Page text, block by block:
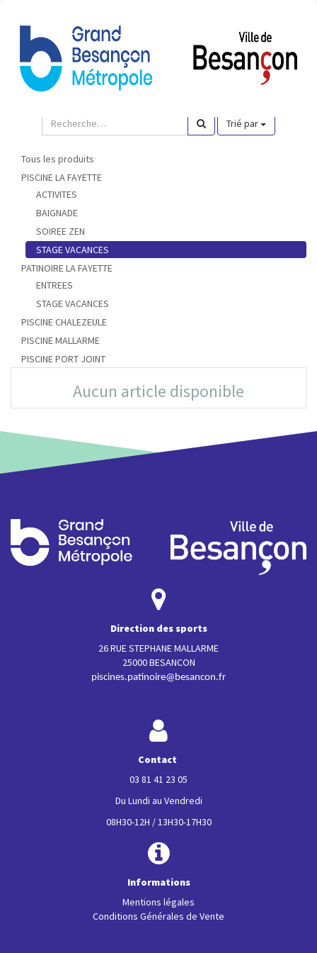
Pour choisir un abonnement 6 jours ou annuel, merci de vous
connecter ou de créer un compte
Trié par
Tous les produits
PISCINE LA FAYETTE
ACTIVITES
BAIGNADE
SOIREE ZEN
STAGE VACANCES
PATINOIRE LA FAYETTE
ENTREES
STAGE VACANCES
PISCINE CHALEZEULE
PISCINE MALLARME
PISCINE PORT JOINT
Aucun article disponible
Direction des sports
26 RUE STEPHANE MALLARME
25000 BESANCON
piscines.patinoire@besancon.fr
Contact
03 81 41 23 05
Du Lundi au Vendredi
08H30-12H / 13H30-17H30
Informations
Mentions légales
Conditions Générales de Vente